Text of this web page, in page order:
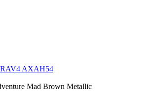
RAV4 AXAH54
Mad Brown Metallic